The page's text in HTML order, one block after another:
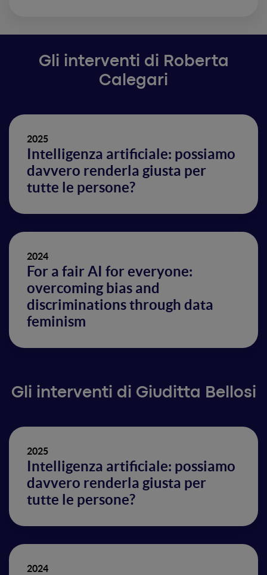
Gli interventi di Roberta
Calegari
2025
Intelligenza artificiale: possiamo
davvero renderla giusta per
tutte le persone?
2024
For a fair AI for everyone:
overcoming bias and
discriminations through data
feminism
Gli interventi di Giuditta Bellosi
2025
Intelligenza artificiale: possiamo
davvero renderla giusta per
tutte le persone?
2024